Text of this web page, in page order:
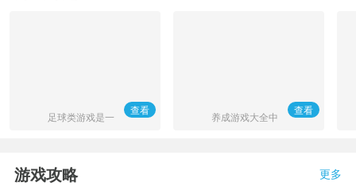
足球类游戏是一
球赛事。游戏的
查看
养成游戏大全中
查看
游戏攻略 更多